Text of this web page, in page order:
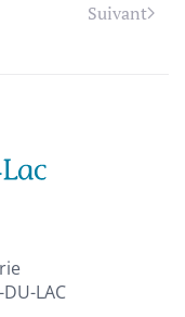
Suivant
LAC